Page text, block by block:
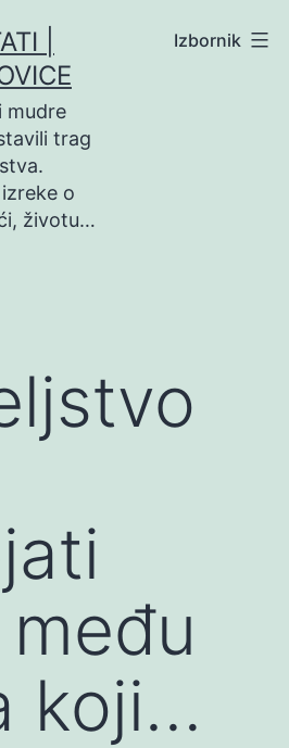
|
mudre
trag
o
životu…
Izbornik
koji…